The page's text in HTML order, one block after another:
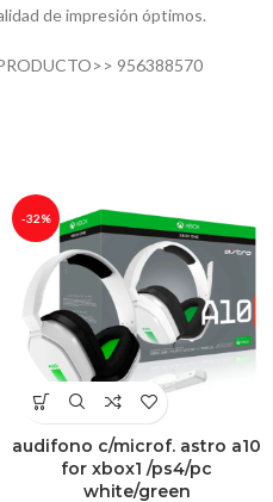
de impresión óptimos.
956388570
-32%
audifono c/microf. astro a10
for xbox1 /ps4/pc
white/green